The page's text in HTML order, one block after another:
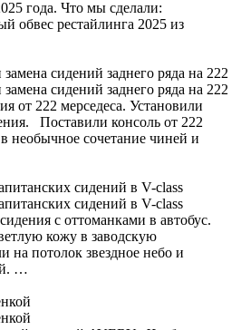
года. Что мы сделали:
обвес рестайлинга 2025 из
сидений заднего ряда на 222
сидений заднего ряда на 222
от 222 мерседеса. Установили
Поставили консоль от 222
необычное сочетание чиней и
сидений в V-class
сидений в V-class
с оттоманками в автобус.
кожу в заводскую
потолок звездное небо и
…